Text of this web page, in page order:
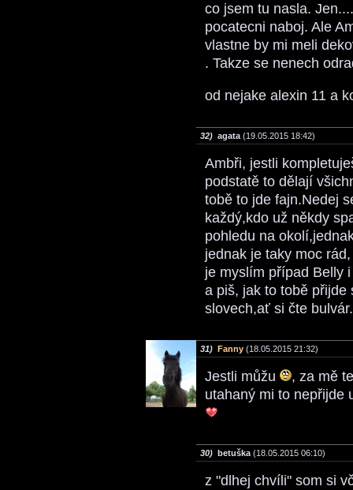
co jsem tu nasla.
pocatecni naboj. Ale
vlastne by mi meli
. Takze se nenech
od nejake alexin 11 a
32) agata (19.05.2015 18:42)
Ambři, jestli
podstatě to dělají
tobě to jde fajn.Nedej
každý,kdo už někdy
pohledu na
jednak je taky moc
je myslím případ Belly
a piš, jak to tobě přijde
slovech,ať si čte bulvár.
31) Fanny (18.05.2015 21:32)
Jestli můžu
, za mě
utahaný mi to nepřijde
30) betuška (18.05.2015 06:10)
z "dlhej chvíli" som si